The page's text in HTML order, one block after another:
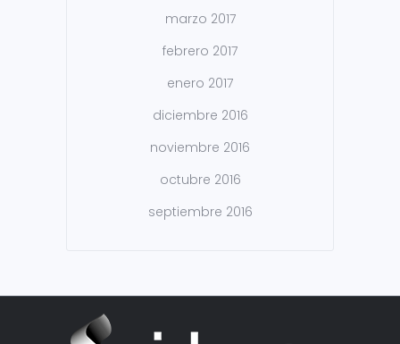
marzo 2017
febrero 2017
enero 2017
diciembre 2016
noviembre 2016
octubre 2016
septiembre 2016